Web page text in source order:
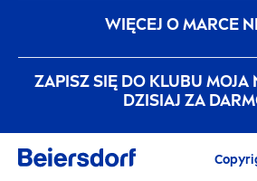
WIĘCEJ O MARCE
HistoriaNIVEA
Kariera
JEDNA SKÓRA. JEDNA
ZAPISZ SIĘ DO KLUBU MOJA
DZISIAJ ZA
E-mail